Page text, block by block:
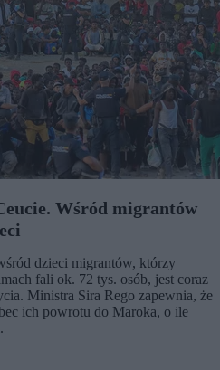
Wśród migrantów
dzieci migrantów, którzy
fali ok. 72 tys. osób, jest coraz
Ministra Sira Rego zapewnia, że
ich powrotu do Maroka, o ile